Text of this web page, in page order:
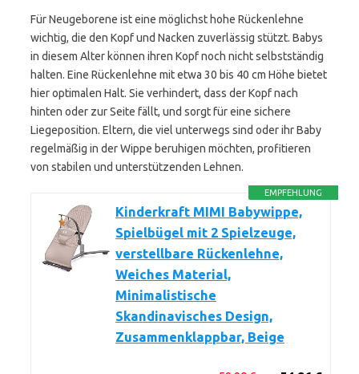
Für Neugeborene ist eine möglichst hohe Rückenlehne
wichtig, die den Kopf und Nacken zuverlässig stützt. Babys
in diesem Alter können ihren Kopf noch nicht selbstständig
halten. Eine Rückenlehne mit etwa 30 bis 40 cm Höhe bietet
hier optimalen Halt. Sie verhindert, dass der Kopf nach
hinten oder zur Seite fällt, und sorgt für eine sichere
Liegeposition. Eltern, die viel unterwegs sind oder ihr Baby
regelmäßig in der Wippe beruhigen möchten, profitieren
von stabilen und unterstützenden Lehnen.
EMPFEHLUNG
Kinderkraft MIMI Babywippe,
Spielbügel mit 2 Spielzeuge,
verstellbare Rückenlehne,
Weiches Material,
Minimalistische
Skandinavisches Design,
Zusammenklappbar, Beige